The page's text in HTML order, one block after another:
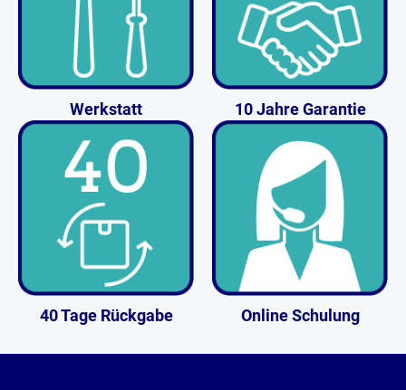
Werkstatt 10 Jahre Garantie
40 Tage Rückgabe Online Schulung